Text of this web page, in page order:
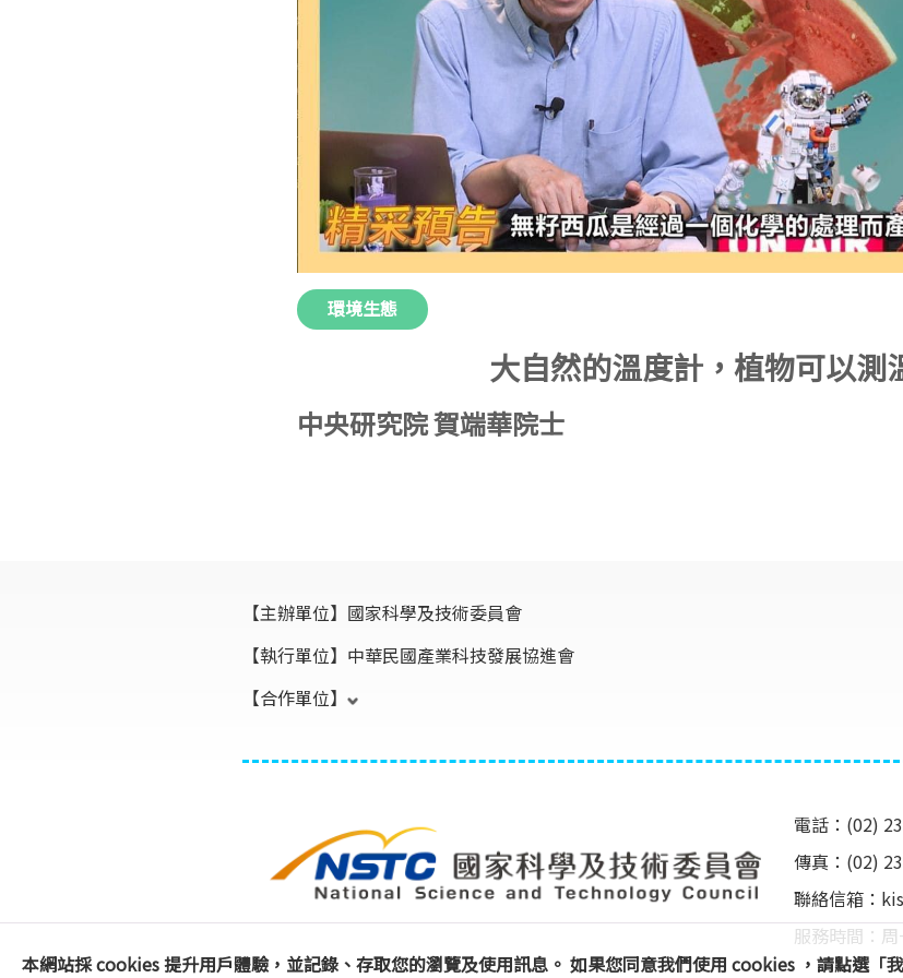
環境生態
大自然的溫度計，植物可以測
中央研究院 賀端華院士
【主辦單位】 國家科學及技術委員會
【執行單位】 中華民國產業科技發展協進會
【合作單位】
電話：(02)
傳真：(02)
聯絡信箱：
服務時間：
本網站採 cookies 提升用戶體驗，並記錄、存取您的瀏覽及使用訊息。 如果您同意我們使用 cookies ，請點選「